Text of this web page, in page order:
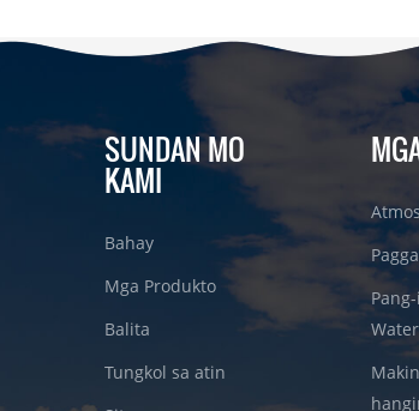
SUNDAN MO
KAMI
Bahay
Mga Produkto
Balita
Tungkol sa atin